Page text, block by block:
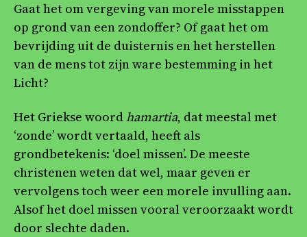
Gaat het om vergeving van morele misstappen
op grond van een zondoffer? Of gaat het om
bevrijding uit de duisternis en het herstellen
van de mens tot zijn ware bestemming in het
Licht?
Het Griekse woordhamartia, dat meestal met
‘zonde’ wordt vertaald, heeft als
grondbetekenis: ‘doel missen’. De meeste
christenen weten dat wel, maar geven er
vervolgens toch weer een morele invulling aan.
Alsof het doel missen vooral veroorzaakt wordt
door slechte daden.